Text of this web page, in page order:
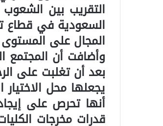
التقريب بين الشعوب
السعودية في قطاع
المجال على
وأضافت أن
بعد أن تغلبت على
يجعلها محل
أنها تحرص على
قدرات مخرجات